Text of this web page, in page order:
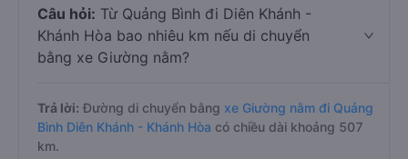
Câu hỏi: Từ Quảng Bình đi Diên Khánh -
Khánh Hòa bao nhiêu km nếu di chuyển
bằng xe Giường nằm?
Trả lời: Đường di chuyển bằng xe Giường nằm đi Quảng
Bình Diên Khánh - Khánh Hòa có chiều dài khoảng 507
km.